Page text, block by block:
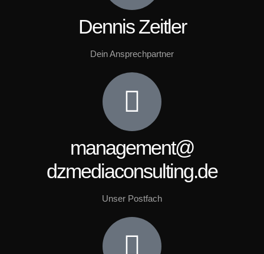
Dennis Zeitler
Dein Ansprechpartner
management@
dzmediaconsulting.de
Unser Postfach